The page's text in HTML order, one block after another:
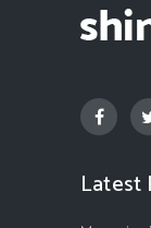
Latest